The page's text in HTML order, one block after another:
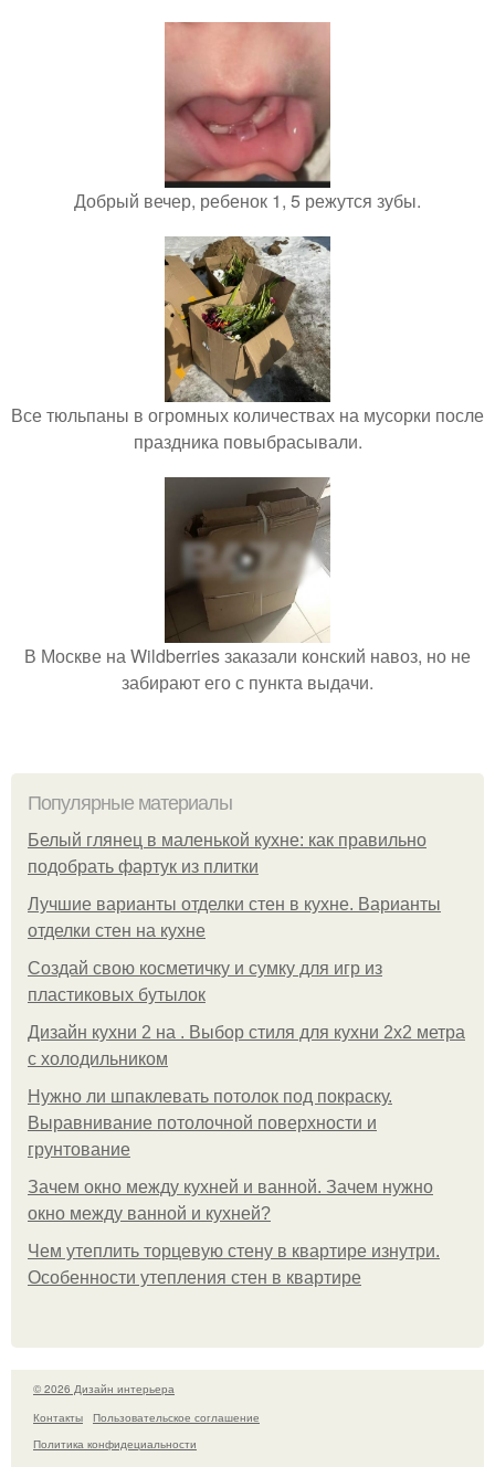
Добрый вечер, ребенок 1, 5 режутся зубы.
Все тюльпаны в огромных количествах на мусорки после
праздника повыбрасывали.
В Москве на Wildberries заказали конский навоз, но не
забирают его с пункта выдачи.
Популярные материалы
Белый глянец в маленькой кухне: как правильно
подобрать фартук из плитки
Лучшие варианты отделки стен в кухне. Варианты
отделки стен на кухне
Создай свою косметичку и сумку для игр из
пластиковых бутылок
Дизайн кухни 2 на . Выбор стиля для кухни 2х2 метра
с холодильником
Нужно ли шпаклевать потолок под покраску.
Выравнивание потолочной поверхности и
грунтование
Зачем окно между кухней и ванной. Зачем нужно
окно между ванной и кухней?
Чем утеплить торцевую стену в квартире изнутри.
Особенности утепления стен в квартире
© 2026 Дизайн интерьера
Контакты
Пользовательское соглашение
Политика конфидециальности